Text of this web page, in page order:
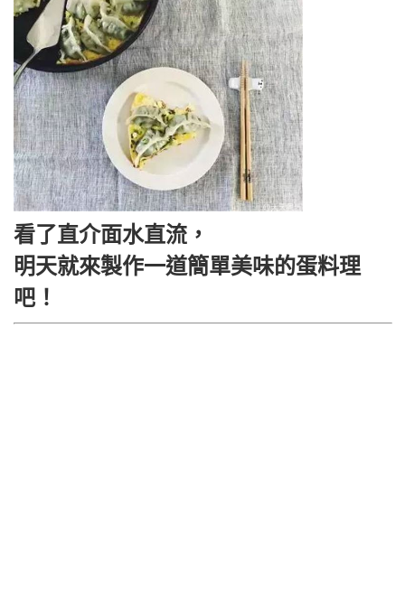
看了直介面水直流，
明天就來製作一道簡單美味的蛋料理
吧！